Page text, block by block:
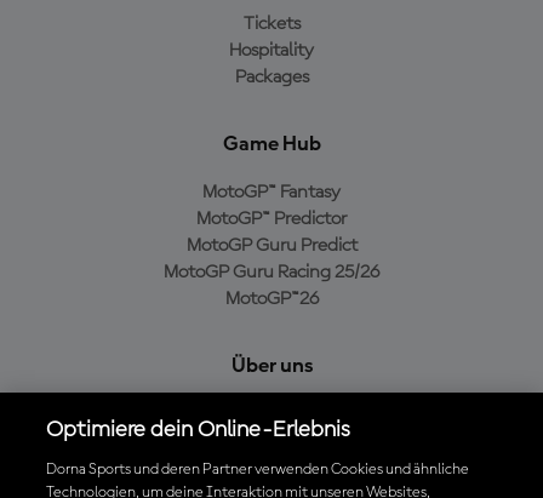
Tickets
Hospitality
Packages
Game Hub
MotoGP™ Fantasy
MotoGP™ Predictor
MotoGP Guru Predict
MotoGP Guru Racing 25/26
MotoGP™26
Über uns
Cookie-Richtlinien
Geschäftsbedingungen
Optimiere dein Online-Erlebnis
Dorna Sports und deren Partner verwenden Cookies und ähnliche
Technologien, um deine Interaktion mit unseren Websites,